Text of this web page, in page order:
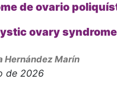
de ovario
ovary
Hernández Marín
de 2026